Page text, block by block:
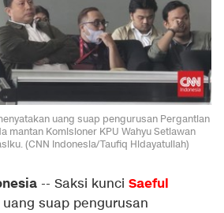
uang suap pengurusan Pergantian
mantan Komisioner KPU Wahyu Setiawan
(CNN Indonesia/Taufiq Hidayatullah)
-- Saksi kunci Saeful
suap pengurusan